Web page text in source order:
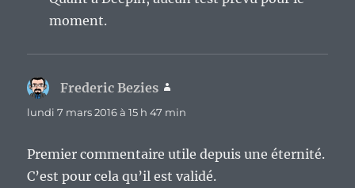
moment.
Frederic Bezies
lundi 7 mars 2016 à 15 h 47 min
Premier commentaire utile depuis une éternité.
C’est pour cela qu’il est validé.